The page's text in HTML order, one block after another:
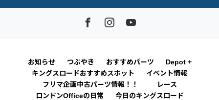
お知らせ つぶやき おすすめパーツ
Depot +
キングスロードおすすめスポット
イベント情報
フリマ企画中古パーツ情報！！
レース
ロンドンOfficeの日常
今日のキングスロード